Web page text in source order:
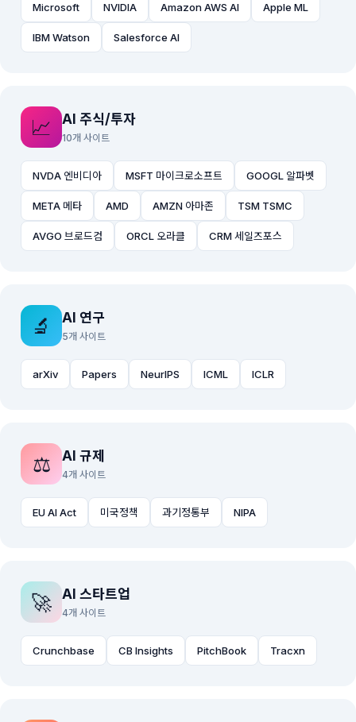
Microsoft NVIDIA Amazon AWS AI Apple ML
IBM Watson Salesforce AI
📈 AI 주식/투자
10개 사이트
NVDA 엔비디아 MSFT 마이크로소프트 GOOGL 알파벳
META 메타 AMD AMZN 아마존 TSM TSMC
AVGO 브로드컴 ORCL 오라클 CRM 세일즈포스
🔬 AI 연구
5개 사이트
arXiv Papers NeurIPS ICML ICLR
⚖️ AI 규제
4개 사이트
EU AI Act 미국정책 과기정통부 NIPA
🚀 AI 스타트업
4개 사이트
Crunchbase CB Insights PitchBook Tracxn